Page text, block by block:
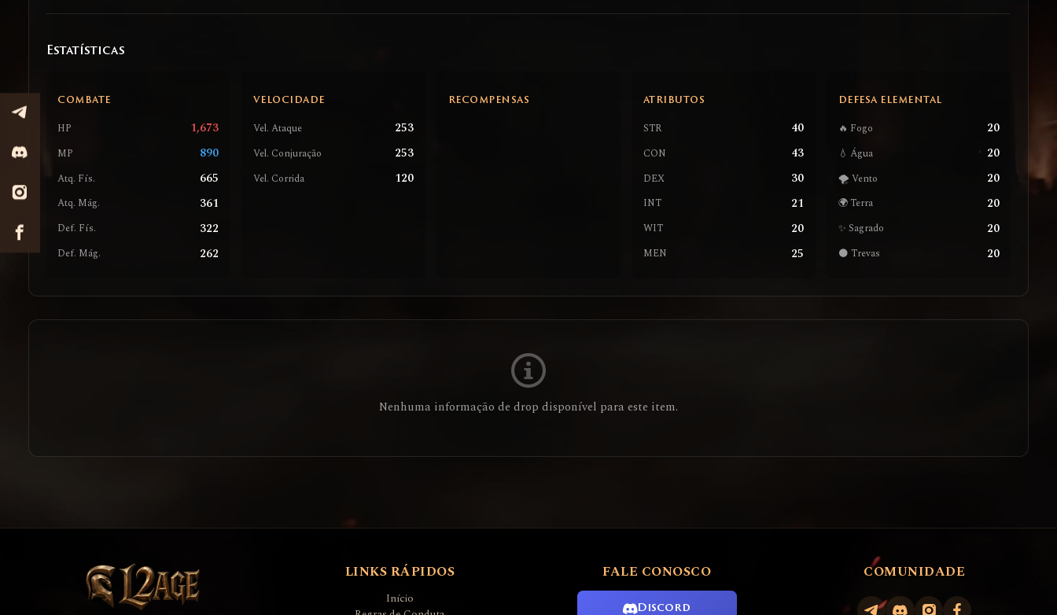
Estatísticas
COMBATE
HP 1,673
MP 890
Atq. Fís. 665
Atq. Mág. 361
Def. Fís. 322
Def. Mág. 262
VELOCIDADE
Vel. Ataque 253
Vel. Conjuração 253
Vel. Corrida 120
RECOMPENSAS ATRIBUTOS
STR 40
CON 43
DEX 30
INT 21
WIT 20
MEN 25
DEFESA ELEMENTAL
🔥 Fogo 20
💧 Água 20
🌪️ Vento 20
🌍 Terra 20
✨ Sagrado 20
🌑 Trevas 20
Nenhuma informação de drop disponível para este item.
LINKS RÁPIDOS
Início
FALE CONOSCO
Discord
COMUNIDADE